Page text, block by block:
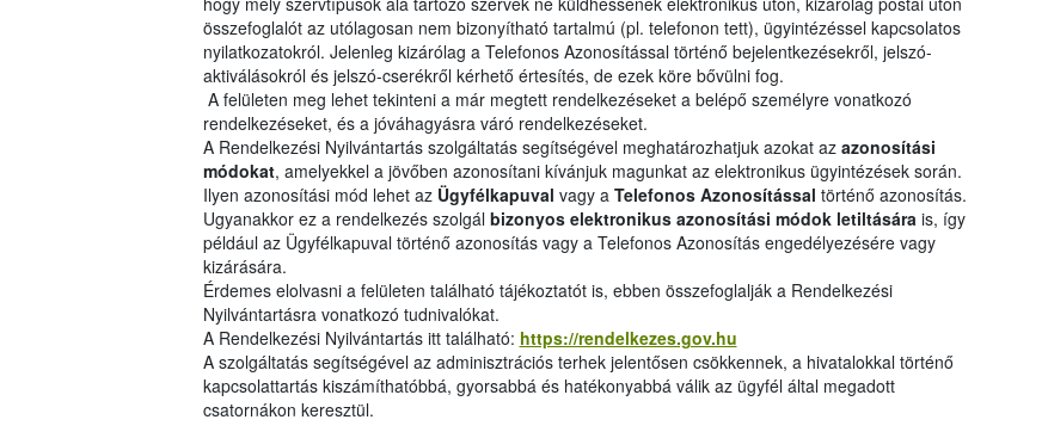
összefoglalót az utólagosan nem bizonyítható tartalmú (pl. telefonon tett), ügyintézéssel kapcsolatos
nyilatkozatokról. Jelenleg kizárólag a Telefonos Azonosítással történő bejelentkezésekről, jelszó-
aktiválásokról és jelszó-cserékről kérhető értesítés, de ezek köre bővülni fog.
A felületen meg lehet tekinteni a már megtett rendelkezéseket a belépő személyre vonatkozó
rendelkezéseket, és a jóváhagyásra váró rendelkezéseket.
A Rendelkezési Nyilvántartás szolgáltatás segítségével meghatározhatjuk azokat az azonosítási
módokat, amelyekkel a jövőben azonosítani kívánjuk magunkat az elektronikus ügyintézések során.
Ilyen azonosítási mód lehet az Ügyfélkapuval vagy a Telefonos Azonosítással történő azonosítás.
Ugyanakkor ez a rendelkezés szolgál bizonyos elektronikus azonosítási módok letiltásárais, így
például az Ügyfélkapuval történő azonosítás vagy a Telefonos Azonosítás engedélyezésére vagy
kizárására.
Érdemes elolvasni a felületen található tájékoztatót is, ebben összefoglalják a Rendelkezési
Nyilvántartásra vonatkozó tudnivalókat.
A Rendelkezési Nyilvántartás itt található: https://rendelkezes.gov.hu
A szolgáltatás segítségével az adminisztrációs terhek jelentősen csökkennek, a hivatalokkal történő
kapcsolattartás kiszámíthatóbbá, gyorsabbá és hatékonyabbá válik az ügyfél által megadott
csatornákon keresztül.